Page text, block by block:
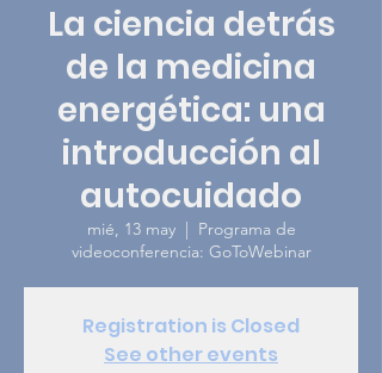
La ciencia detrás
de la medicina
energética: una
introducción al
autocuidado
mié, 13 may
  |
Programa de
videoconferencia: GoToWebinar
Registration is Closed
See other events